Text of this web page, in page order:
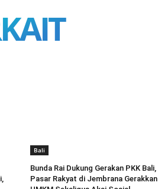
Bali
Bunda Rai Dukung Gerakan PKK Bali,
Pasar Rakyat di Jembrana Gerakkan